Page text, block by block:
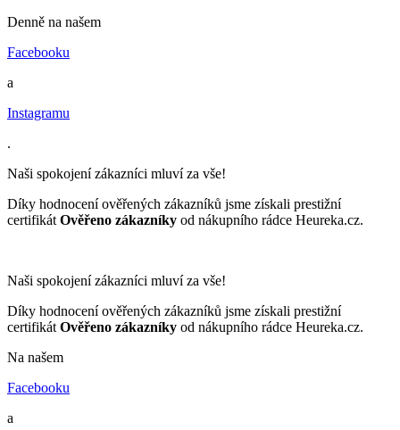
Denně na našem
Facebooku
a
Instagramu
.
Naši spokojení zákazníci mluví za vše!
Díky hodnocení ověřených zákazníků jsme získali prestižní
certifikát Ověřeno zákazníky od nákupního rádce Heureka.cz.
Naši spokojení zákazníci mluví za vše!
Díky hodnocení ověřených zákazníků jsme získali prestižní
certifikát Ověřeno zákazníky od nákupního rádce Heureka.cz.
Na našem
Facebooku
a